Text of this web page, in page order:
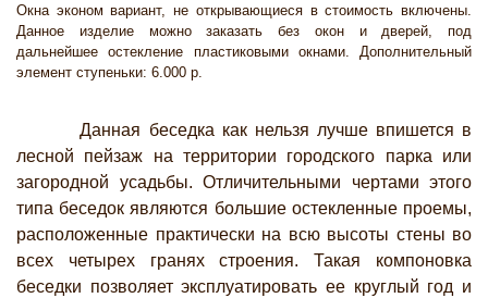
Окна эконом вариант, не открывающиеся в стоимость включены.
Данное изделие можно заказать без окон и дверей, под
дальнейшее остекление пластиковыми окнами. Дополнительный
элемент ступеньки: 6.000 р.
Данная беседка как нельзя лучше впишется в
лесной пейзаж на территории городского парка или
загородной усадьбы. Отличительными чертами этого
типа беседок являются большие остекленные проемы,
расположенные практически на всю высоты стены во
всех четырех гранях строения. Такая компоновка
беседки позволяет эксплуатировать ее круглый год и